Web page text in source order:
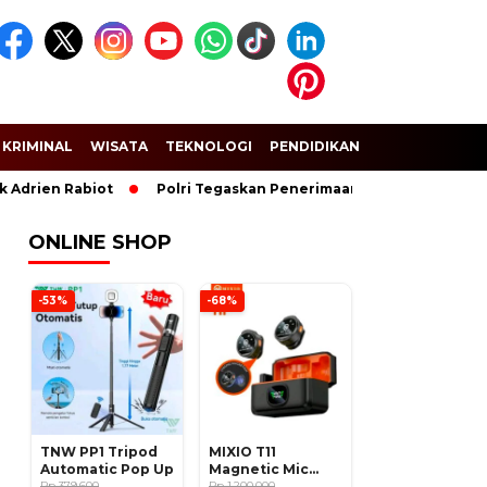
KRIMINAL WISATA TEKNOLOGI PENDIDIKAN
Rabiot Polri Tegaskan Penerimaan Anggota dan
ONLINE SHOP
-53%
TNW PP1 Tripod
Automatic Pop Up
-68%
MIXIO T11
Magnetic Mic